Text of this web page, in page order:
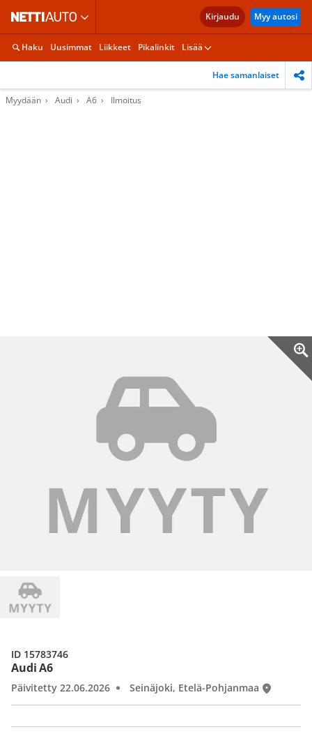
Kirjaudu Myy autosi
Haku Uusimmat Liikkeet Pikalinkit Lisää
Hae samanlaiset
Myydään Audi A6 Ilmoitus
Audi A6
Päivitetty 22.06.2026 Seinäjoki, Etelä-Pohjanmaa
ID 15783746